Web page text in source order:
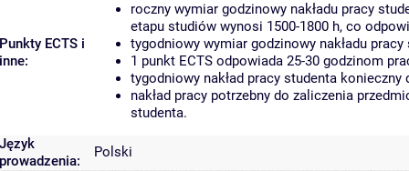
Punkty ECTS i
inne:
roczny wymiar godzinowy nakładu pracy
etapu studiów wynosi 1500-1800 h, co
tygodniowy wymiar godzinowy nakładu
1 punkt ECTS odpowiada 25-30 godzinom
tygodniowy nakład pracy studenta
nakład pracy potrzebny do zaliczenia
studenta.
Język
prowadzenia:
Polski